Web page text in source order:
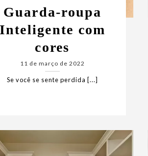
Guarda-roupa
Inteligente com
cores
11 de março de 2022
Se você se sente perdida [...]